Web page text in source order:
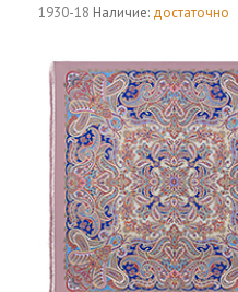
1930-18 Наличие: достаточно